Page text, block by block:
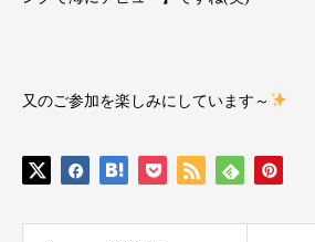
又のご参加を楽しみにしています～